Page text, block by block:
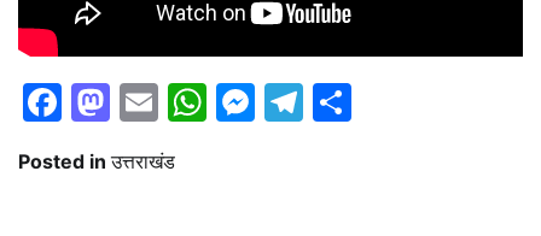
Facebook
Mastodon
EmailWhatsApp
Messenger
Telegram
Posted inउत्तराखंड